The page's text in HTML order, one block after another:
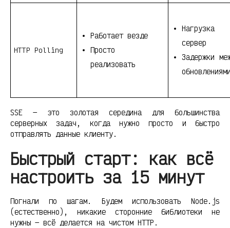
HTTP Polling
Работает везде
Просто
реализовать
Нагрузка
сервер
Задержки
SSE — это золотая середина для большинства
серверных задач, когда нужно просто и быстро
отправлять данные клиенту.
Быстрый старт: как всё
настроить за 15 минут
Погнали по шагам. Будем использовать Node.js
(естественно), никакие сторонние библиотеки не
нужны — всё делается на чистом HTTP.